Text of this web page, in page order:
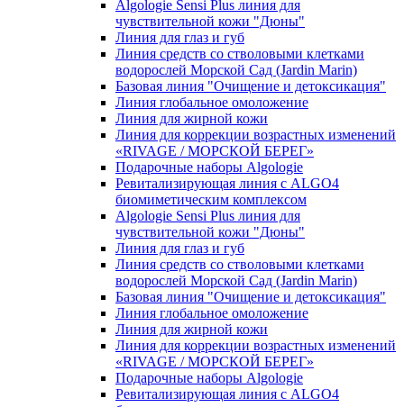
Algologie Sensi Plus линия для
чувcтвительной кожи "Дюны"
Линия для глаз и губ
Линия средств со стволовыми клетками
водорослей Морской Сад (Jardin Marin)
Базовая линия "Очищение и детоксикация"
Линия глобальное омоложение
Линия для жирной кожи
Линия для коррекции возрастных изменений
«RIVAGE / МОРСКОЙ БЕРЕГ»
Подарочные наборы Algologie
Ревитализирующая линия с ALGO4
биомиметическим комплексом
Algologie Sensi Plus линия для
чувcтвительной кожи "Дюны"
Линия для глаз и губ
Линия средств со стволовыми клетками
водорослей Морской Сад (Jardin Marin)
Базовая линия "Очищение и детоксикация"
Линия глобальное омоложение
Линия для жирной кожи
Линия для коррекции возрастных изменений
«RIVAGE / МОРСКОЙ БЕРЕГ»
Подарочные наборы Algologie
Ревитализирующая линия с ALGO4